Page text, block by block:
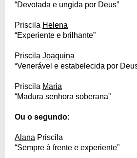
“Devotada e ungida por Deus”
Priscila Helena
“Experiente e brilhante”
Priscila Joaquina
“Venerável e estabelecida por
Priscila Maria
“Madura senhora soberana”
Ou o segundo:
Alana Priscila
“Sempre à frente e experiente”